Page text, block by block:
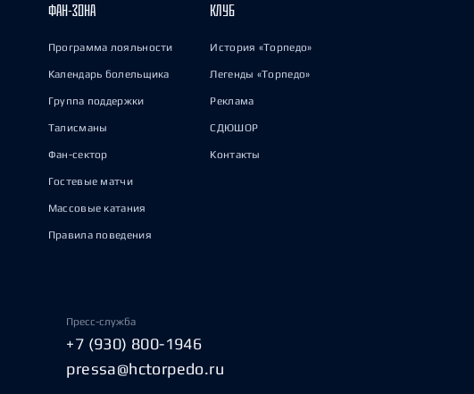
ФАН-ЗОНА
Программа лояльности
Календарь болельщика
Группа поддержки
Талисманы
Фан-сектор
Гостевые матчи
Массовые катания
Правила поведения
КЛУБ
История «Торпедо»
Легенды «Торпедо»
Реклама
СДЮШОР
Контакты
Пресс-служба
+7 (930) 800-1946
pressa@hctorpedo.ru